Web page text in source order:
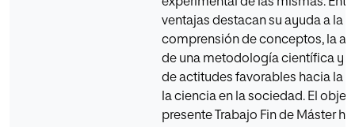
ventajas destacan su ayuda a la
comprensión de conceptos, la
de una metodología científica y
de actitudes favorables hacia la
la ciencia en la sociedad. El
presente Trabajo Fin de Máster